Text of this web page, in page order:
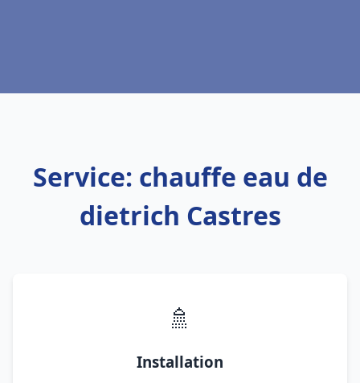
Service: chauffe eau de
dietrich Castres
🚿
Installation